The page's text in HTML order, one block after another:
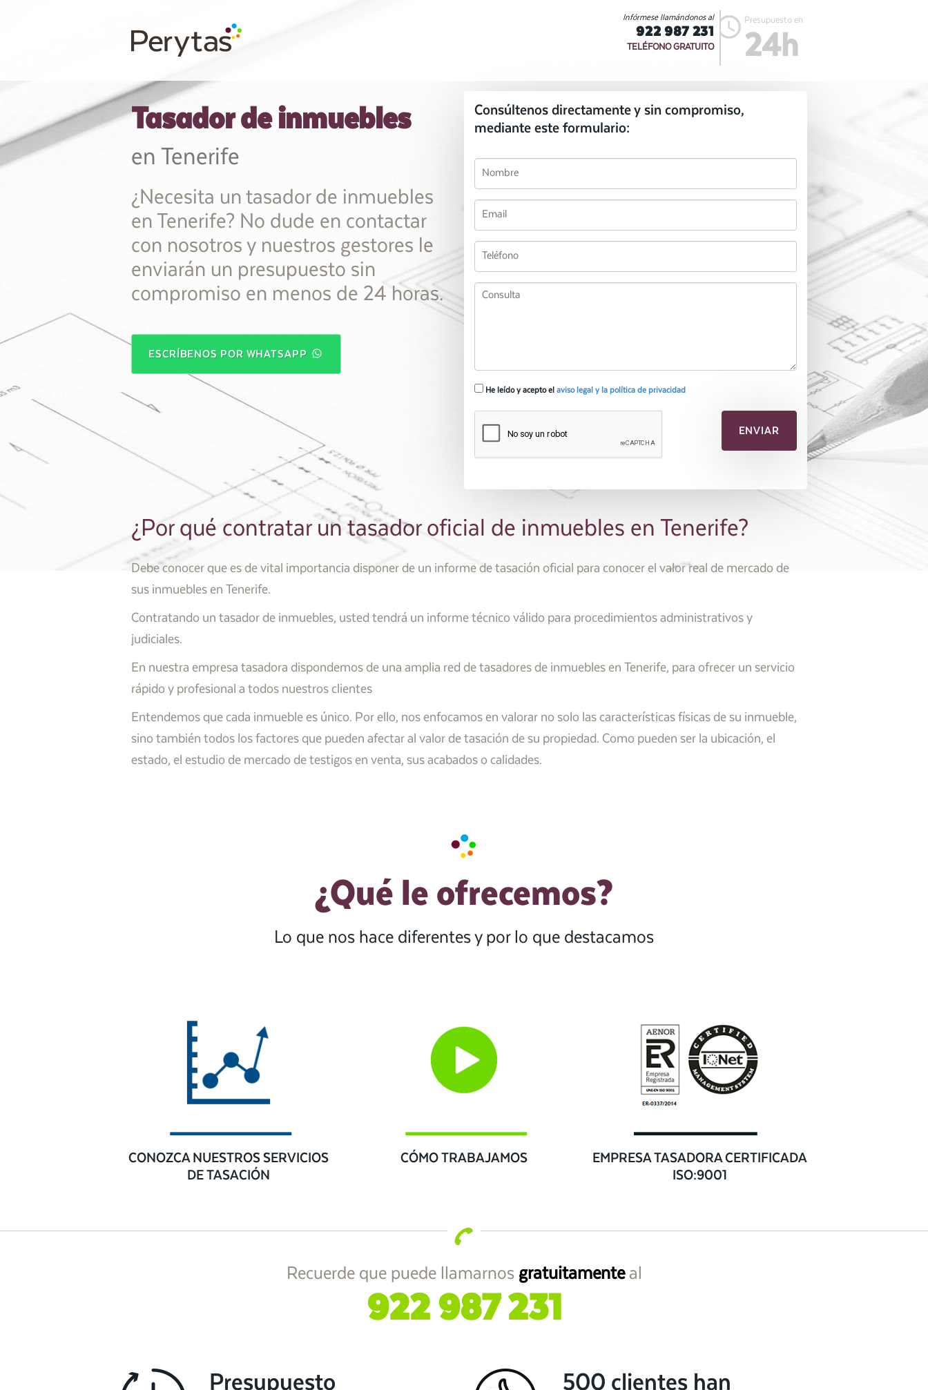
Presupuesto en
24h
Infórmese llamándonos al
922 987 231
TELÉFONO GRATUITO
Tasador de inmuebles
en Tenerife
¿Necesita un tasador de inmuebles
en Tenerife? No dude en contactar
con nosotros y nuestros gestores le
enviarán un presupuesto sin
compromiso en menos de 24 horas.
ESCRÍBENOS POR WHATSAPP
Consúltenos directamente y sin compromiso,
mediante este formulario:
He leído y acepto el aviso legal y la política de privacidad
¿Por qué contratar un tasador oficial de inmuebles en Tenerife?
Debe conocer que es de vital importancia disponer de un informe de tasación oficial para conocer el valor real de mercado de
sus inmuebles en Tenerife.
Contratando un tasador de inmuebles, usted tendrá un informe técnico válido para procedimientos administrativos y
judiciales.
En nuestra empresa tasadora dispondemos de una amplia red de tasadores de inmuebles en Tenerife, para ofrecer un servicio
rápido y profesional a todos nuestros clientes
Entendemos que cada inmueble es único. Por ello, nos enfocamos en valorar no solo las características físicas de su inmueble,
sino también todos los factores que pueden afectar al valor de tasación de su propiedad. Como pueden ser la ubicación, el
estado, el estudio de mercado de testigos en venta, sus acabados o calidades.
¿Qué le ofrecemos?
Lo que nos hace diferentes y por lo que destacamos
CONOZCA NUESTROS SERVICIOS
DE TASACIÓN
CÓMO TRABAJAMOS
EMPRESA TASADORA CERTIFICADA
ISO:9001
Recuerde que puede llamarnos gratuitamenteal
922 987 231
Presupuesto
500 clientes han